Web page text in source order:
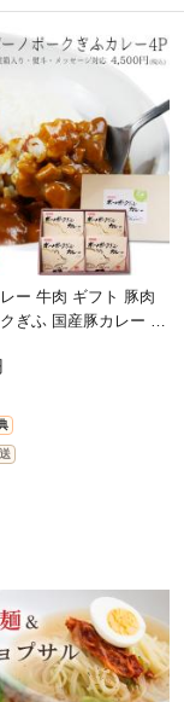
牛肉 ギフト 豚肉
ぎふ 国産豚カレー 化
無料 簡便 即食 カレ